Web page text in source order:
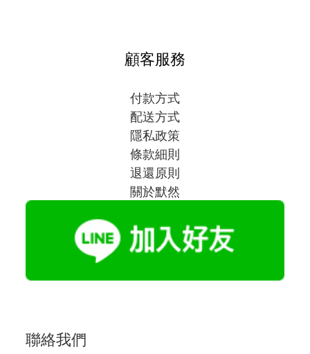
顧客服務
付款方式
配送方式
隱私政策
條款細則
退還原則
關於默然
聯絡我們